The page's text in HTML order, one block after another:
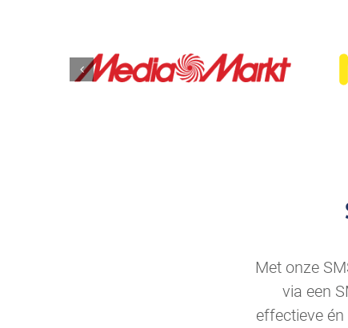
Met onze
via een
effectieve